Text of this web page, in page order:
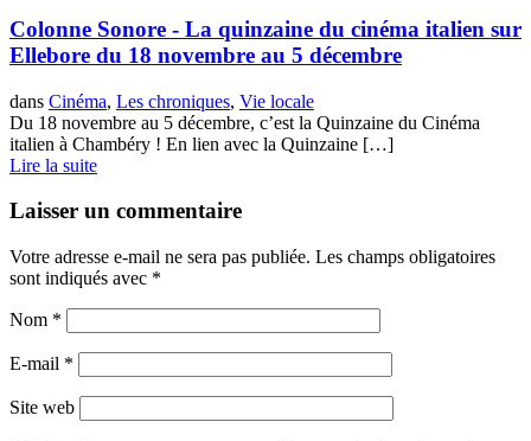
Colonne Sonore - La quinzaine du cinéma italien sur
Ellebore du 18 novembre au 5 décembre
dans Cinéma, Les chroniques, Vie locale
Du 18 novembre au 5 décembre, c’est la Quinzaine du Cinéma
italien à Chambéry ! En lien avec la Quinzaine […]
Lire la suite
Laisser un commentaire
Votre adresse e-mail ne sera pas publiée. Les champs obligatoires
sont indiqués avec *
Nom *
E-mail *
Site web